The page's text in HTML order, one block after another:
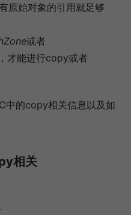
原始对象的引用就足够
或者
，才能进行copy或者
中的copy相关信息以及如
相关